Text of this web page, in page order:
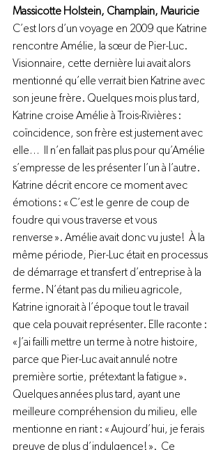
Massicotte Holstein, Champlain, Mauricie
C’est lors d’un voyage en 2009 que Katrine
rencontre Amélie, la sœur de Pier-Luc.
Visionnaire, cette dernière lui avait alors
mentionné qu’elle verrait bien Katrine avec
son jeune frère. Quelques mois plus tard,
Katrine croise Amélie à Trois-Rivières :
coïncidence, son frère est justement avec
elle…  Il n’en fallait pas plus pour qu’Amélie
s’empresse de les présenter l’un à l’autre.
Katrine décrit encore ce moment avec
émotions : « C’est le genre de coup de
foudre qui vous traverse et vous
renverse ». Amélie avait donc vu juste!  À la
même période, Pier-Luc était en processus
de démarrage et transfert d’entreprise à la
ferme. N’étant pas du milieu agricole,
Katrine ignorait à l’époque tout le travail
que cela pouvait représenter. Elle raconte :
« J’ai failli mettre un terme à notre histoire,
parce que Pier-Luc avait annulé notre
première sortie, prétextant la fatigue ».
Quelques années plus tard, ayant une
meilleure compréhension du milieu, elle
mentionne en riant : « Aujourd’hui, je ferais
preuve de plus d’indulgence! ».  Ce